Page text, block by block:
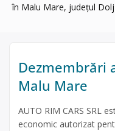
în Malu Mare, județul Dolj
Dezmembrări
Malu Mare
AUTO RIM CARS SRL
economic autorizat